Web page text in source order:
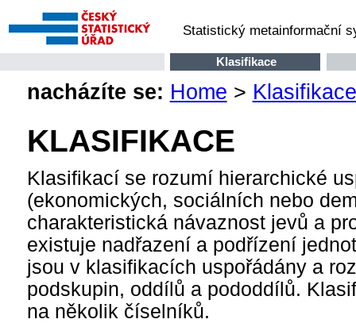
Statistický metainformační
Klasifikace
nacházíte se: Home > Klasifikace
KLASIFIKACE
Klasifikací se rozumí hierarchické
(ekonomických, sociálních nebo
charakteristická návaznost jevů a
existuje nadřazení a podřízení
jsou v klasifikacích uspořádány a
podskupin, oddílů a pododdílů.
na několik číselníků.